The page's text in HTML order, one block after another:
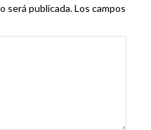
será publicada.Los campos